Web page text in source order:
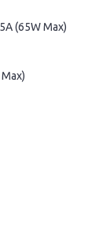
(65W Max)